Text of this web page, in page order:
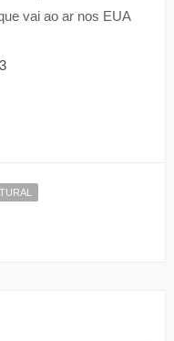
vai ao ar nos EUA